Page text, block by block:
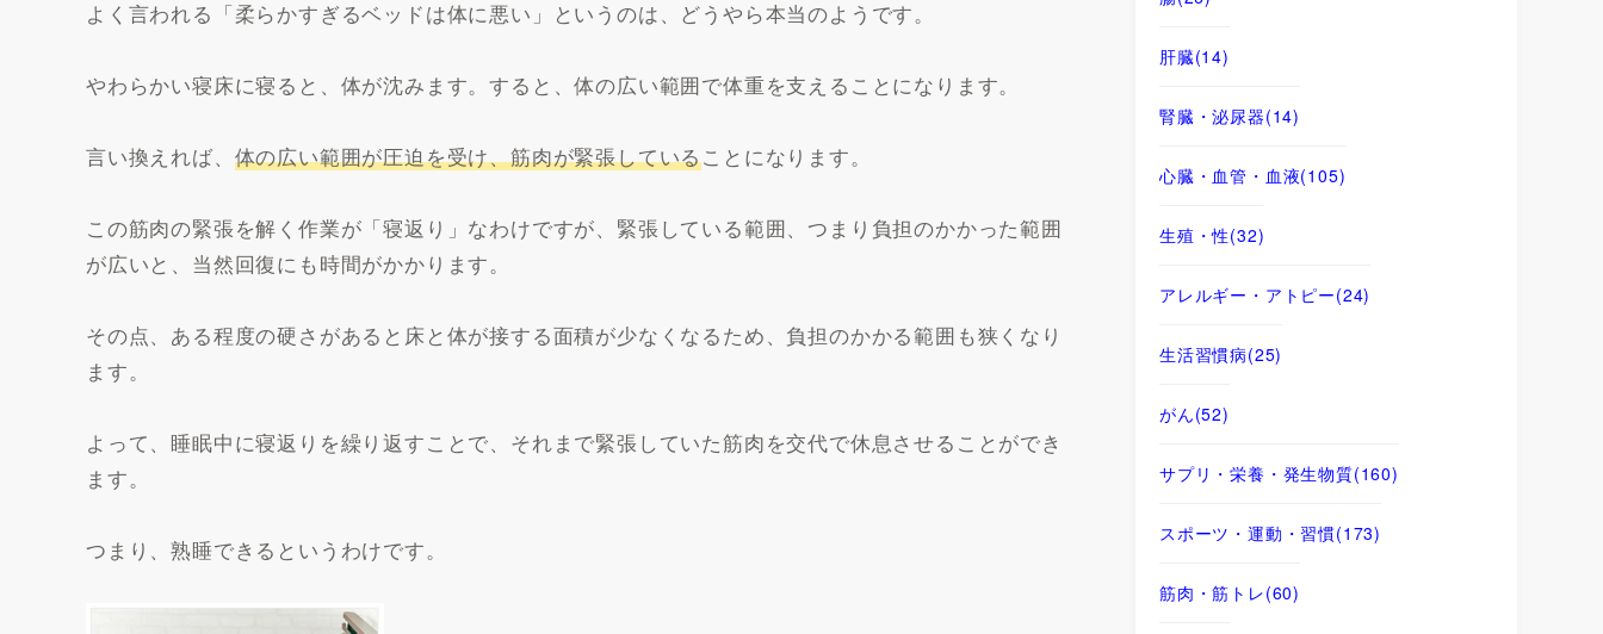
よく言われる「柔らかすぎるベッドは体に悪い」というのは、どうやら本当のようです。
やわらかい寝床に寝ると、体が沈みます。すると、体の広い範囲で体重を支えることになります。
言い換えれば、 体の広い範囲が圧迫を受け、筋肉が緊張していることになります。
この筋肉の緊張を解く作業が「寝返り」なわけですが、緊張している範囲、つまり負担のかかった範囲
が広いと、当然回復にも時間がかかります。
その点、ある程度の硬さがあると床と体が接する面積が少なくなるため、負担のかかる範囲も狭くなり
ます。
よって、睡眠中に寝返りを繰り返すことで、それまで緊張していた筋肉を交代で休息させることができ
ます。
つまり、熟睡できるというわけです。
肝臓(14)
腎臓・泌尿器(14)
心臓・血管・血液(105)
生殖・性(32)
アレルギー・アトピー(24)
生活習慣病(25)
がん(52)
サプリ・栄養・発生物質(160)
スポーツ・運動・習慣(173)
筋肉・筋トレ(60)